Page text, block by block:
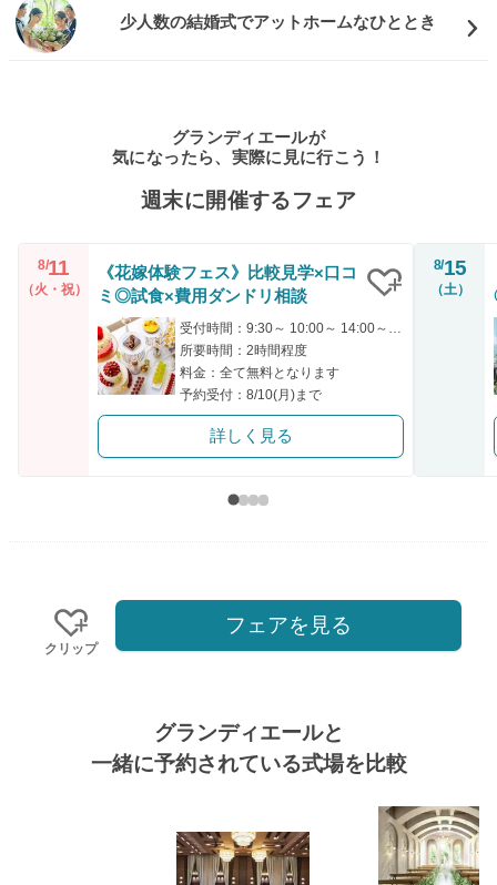
少人数の結婚式でアットホームなひととき
グランディエールが
気になったら、実際に見に行こう！
週末に開催するフェア
8/11
（火・祝）
《花嫁体験フェス》比較見学×口コ
ミ◎試食×費用ダンドリ相談
受付時間：9:30～ 10:00～ 14:00～ 16:00～ 18:00～
所要時間：2時間程度
料金：全て無料となります
予約受付：8/10(月)まで
詳しく見る
8/15
（土）
クリップ
フェアを見る
グランディエールと
一緒に予約されている式場を比較